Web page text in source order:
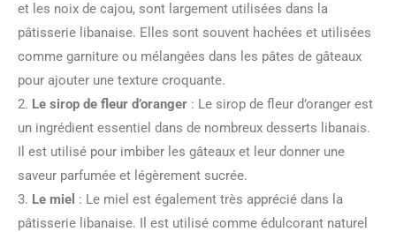
et les noix de cajou, sont largement utilisées dans la
pâtisserie libanaise. Elles sont souvent hachées et utilisées
comme garniture ou mélangées dans les pâtes de gâteaux
pour ajouter une texture croquante.
2. Le sirop de fleur d’oranger : Le sirop de fleur d’oranger est
un ingrédient essentiel dans de nombreux desserts libanais.
Il est utilisé pour imbiber les gâteaux et leur donner une
saveur parfumée et légèrement sucrée.
3. Le miel : Le miel est également très apprécié dans la
pâtisserie libanaise. Il est utilisé comme édulcorant naturel